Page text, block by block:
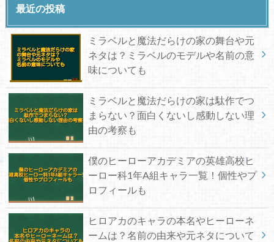
最近の投稿
ミラベルと魔法だらけの家の舞台や元
ネタは？ミラベルのモデルや名前の意
味についても
ミラベルと魔法だらけの家は駄作でつ
まらない？面白くないし感動しない理
由の考察も
僕のヒーローアカデミアの英雄高校ヒ
ーロー科1年A組キャラ一覧！個性やプ
ロフィールも
ヒロアカのキャラの本名やヒーローネ
ームは？名前の由来や元ネタについて